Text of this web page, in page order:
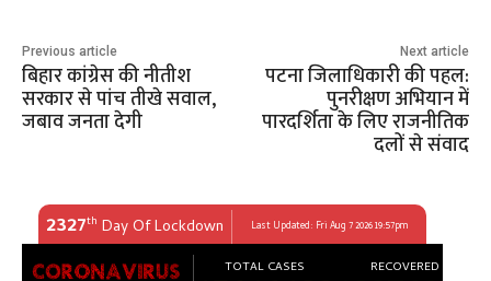
Previous article
बिहार कांग्रेस की नीतीश
सरकार से पांच तीखे सवाल,
जबाव जनता देगी
Next article
पटना जिलाधिकारी की पहल:
पुनरीक्षण अभियान में
पारदर्शिता के लिए राजनीतिक
दलों से संवाद